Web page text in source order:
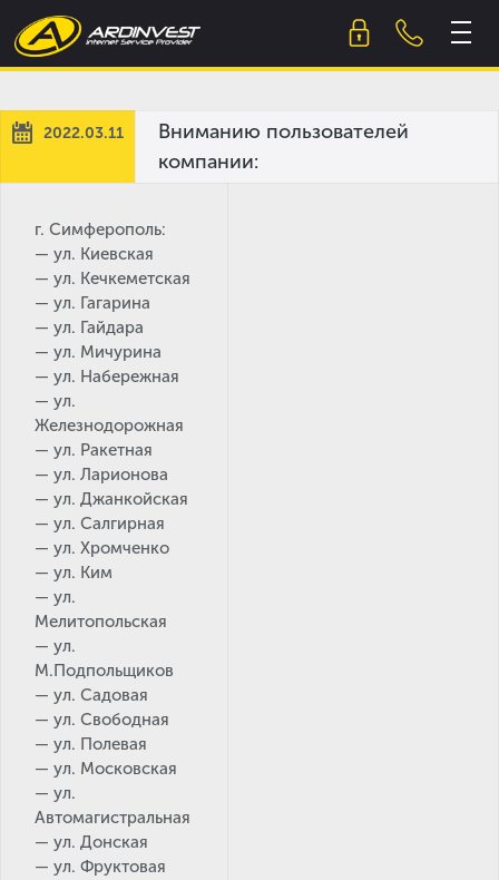
to
content
2022.03.11
Вниманию пользователей
компании:
г. Симферополь:
— ул. Киевская
— ул. Кечкеметская
— ул. Гагарина
— ул. Гайдара
— ул. Мичурина
— ул. Набережная
— ул.
Железнодорожная
— ул. Ракетная
— ул. Ларионова
— ул. Джанкойская
— ул. Салгирная
— ул. Хромченко
— ул. Ким
— ул.
Мелитопольская
— ул.
М.Подпольщиков
— ул. Садовая
— ул. Свободная
— ул. Полевая
— ул. Московская
— ул.
Автомагистральная
— ул. Донская
— ул. Фруктовая